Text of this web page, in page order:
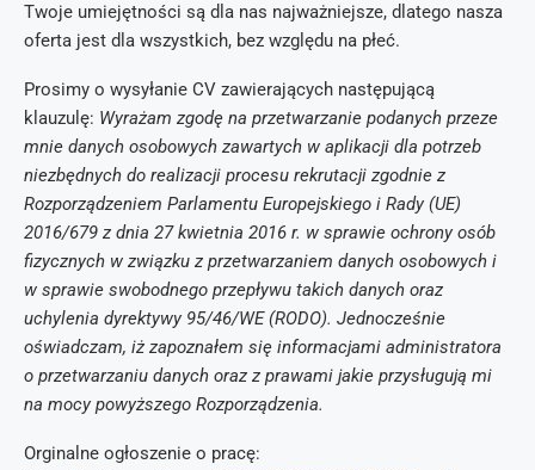
Twoje umiejętności są dla nas najważniejsze, dlatego nasza
oferta jest dla wszystkich, bez względu na płeć.
Prosimy o wysyłanie CV zawierających następującą
klauzulę: Wyrażam zgodę na przetwarzanie podanych przeze
mnie danych osobowych zawartych w aplikacji dla potrzeb
niezbędnych do realizacji procesu rekrutacji zgodnie z
Rozporządzeniem Parlamentu Europejskiego i Rady (UE)
2016/679 z dnia 27 kwietnia 2016 r. w sprawie ochrony osób
fizycznych w związku z przetwarzaniem danych osobowych i
w sprawie swobodnego przepływu takich danych oraz
uchylenia dyrektywy 95/46/WE (RODO). Jednocześnie
oświadczam, iż zapoznałem się informacjami administratora
o przetwarzaniu danych oraz z prawami jakie przysługują mi
na mocy powyższego Rozporządzenia.
Orginalne ogłoszenie o pracę: